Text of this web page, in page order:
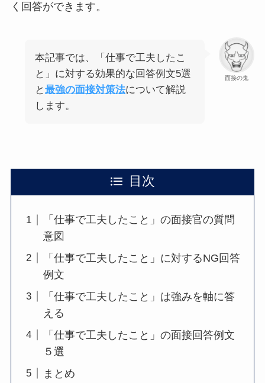
く回答ができます。
面接の鬼
本記事では、「仕事で工夫したこ
と」に対する効果的な回答例文5選
と最強の面接対策法について解説
します。
目次
「仕事で工夫したこと」の面接官の質問
意図
「仕事で工夫したこと」に対するNG回答
例文
「仕事で工夫したこと」は強みを軸に答
える
「仕事で工夫したこと」の面接回答例文
５選
まとめ